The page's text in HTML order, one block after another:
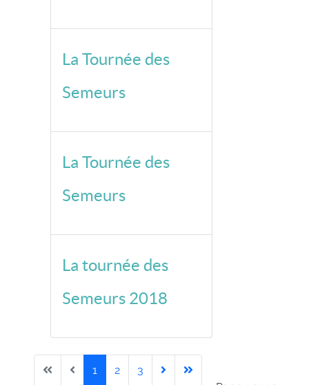
La Tournée des
Semeurs
La Tournée des
Semeurs
La tournée des
Semeurs 2018
1 2 3